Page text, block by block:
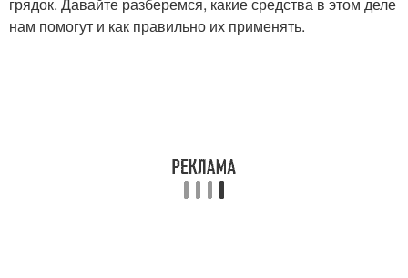
нам помогут и как правильно их применять.